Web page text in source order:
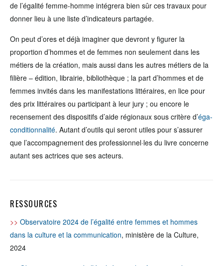
de l’égalité femme-homme intégrera bien sûr ces travaux pour
donner lieu à une liste d’indicateurs partagée.
On peut d’ores et déjà imaginer que devront y figurer la
proportion d’hommes et de femmes non seulement dans les
métiers de la création, mais aussi dans les autres métiers de la
filière – édition, librairie, bibliothèque ; la part d’hommes et de
femmes invités dans les manifestations littéraires, en lice pour
des prix littéraires ou participant à leur jury ; ou encore le
recensement des dispositifs d’aide régionaux sous critère d’éga-
conditionnalité. Autant d’outils qui seront utiles pour s’assurer
que l’accompagnement des professionnel·les du livre concerne
autant ses actrices que ses acteurs.
RESSOURCES
>> Observatoire 2024 de l’égalité entre femmes et hommes
dans la culture et la communication, ministère de la Culture,
2024